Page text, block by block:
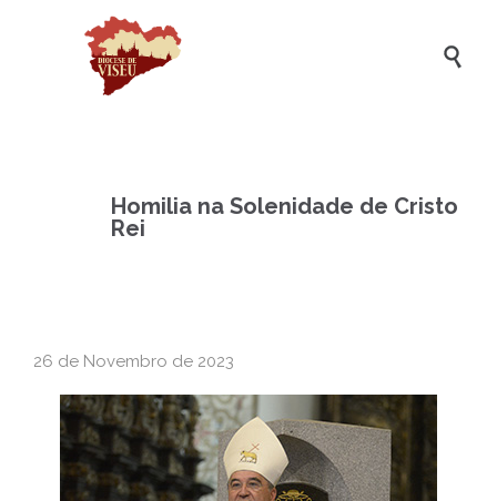

Homilia na Solenidade de Cristo
Rei
26 de Novembro de 2023